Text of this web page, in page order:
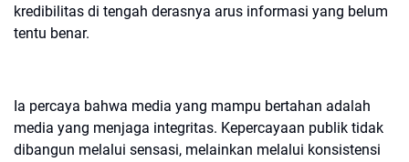
kredibilitas di tengah derasnya arus informasi yang belum
tentu benar.
Ia percaya bahwa media yang mampu bertahan adalah
media yang menjaga integritas. Kepercayaan publik tidak
dibangun melalui sensasi, melainkan melalui konsistensi